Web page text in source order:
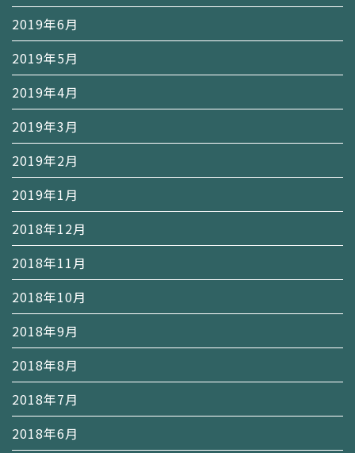
2019年6月
2019年5月
2019年4月
2019年3月
2019年2月
2019年1月
2018年12月
2018年11月
2018年10月
2018年9月
2018年8月
2018年7月
2018年6月